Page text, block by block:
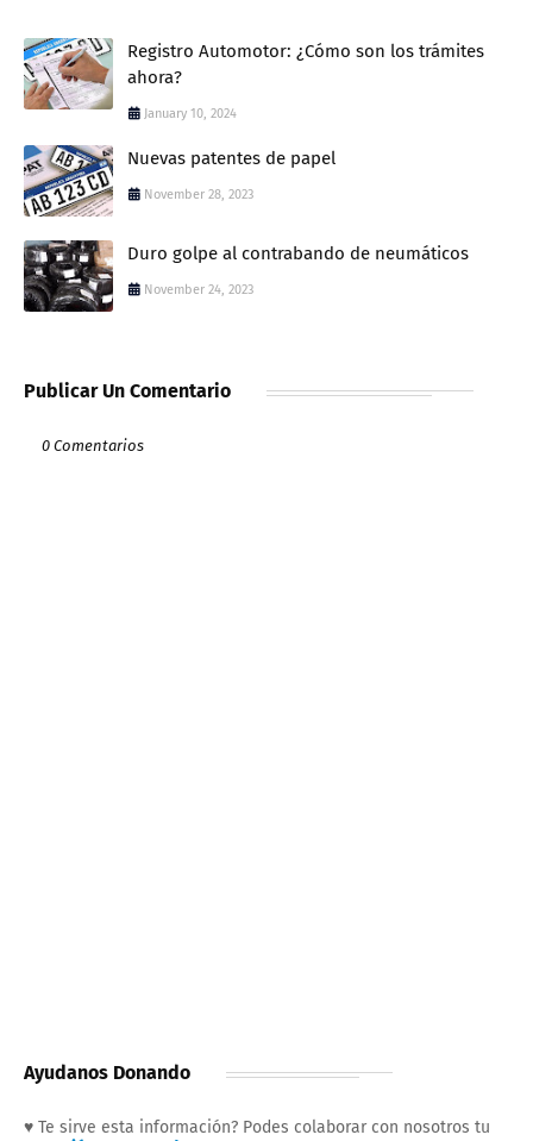
Registro Automotor: ¿Cómo son los trámites
ahora?
January 10, 2024
Nuevas patentes de papel
November 28, 2023
Duro golpe al contrabando de neumáticos
November 24, 2023
Publicar Un Comentario
0 Comentarios
Ayudanos Donando
♥ Te sirve esta información? Podes colaborar con nosotros tu